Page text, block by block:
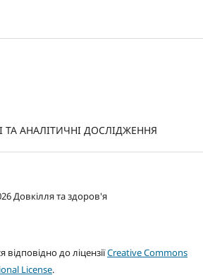
ТА АНАЛІТИЧНІ ДОСЛІДЖЕННЯ
Довкілля та здоров'я
відповідно до ліцензіїCreative Commons
License.